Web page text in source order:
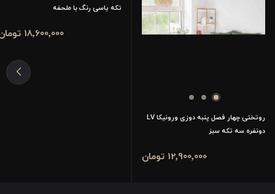
روتختی چهار فصل پنبه دوزی ورونیکا LV
دونفره سه تکه سبز
12٬900٬000 تومان
تکه یاسی رنگ با ملحفه
18٬600٬000 تومان